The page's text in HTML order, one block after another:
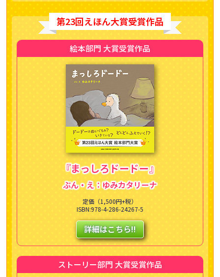
第23回えほん大賞受賞作品
絵本部門 大賞受賞作品
『まっしろドードー』
ぶん・え：ゆみカタリーナ
定価（1,500円+税）
ISBN:978-4-286-24267-5
詳細はこちら!!
ストーリー部門 大賞受賞作品